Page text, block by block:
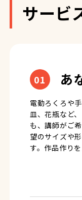
サービ
01 あ
電動ろくろや
皿、花瓶など
も、講師がご
望のサイズや
す。作品作り